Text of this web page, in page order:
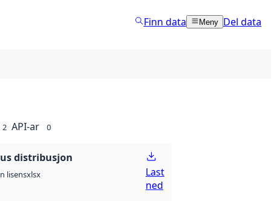
Finn data Meny Del data
2 API-ar 0
distribusjon
lisensxlsx
Last
ned